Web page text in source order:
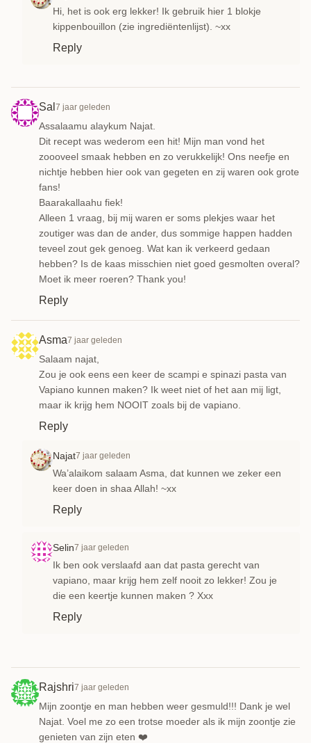
Hi, het is ook erg lekker! Ik gebruik hier 1 blokje
kippenbouillon (zie ingrediëntenlijst). ~xx
Reply
Sal 7 jaar geleden
Assalaamu alaykum Najat.
Dit recept was wederom een hit! Mijn man vond het
zoooveel smaak hebben en zo verukkelijk! Ons neefje en
nichtje hebben hier ook van gegeten en zij waren ook grote
fans!
Baarakallaahu fiek!
Alleen 1 vraag, bij mij waren er soms plekjes waar het
zoutiger was dan de ander, dus sommige happen hadden
teveel zout gek genoeg. Wat kan ik verkeerd gedaan
hebben? Is de kaas misschien niet goed gesmolten overal?
Moet ik meer roeren? Thank you!
Reply
Asma7 jaar geleden
Salaam najat,
Zou je ook eens een keer de scampi e spinazi pasta van
Vapiano kunnen maken? Ik weet niet of het aan mij ligt,
maar ik krijg hem NOOIT zoals bij de vapiano.
Reply
Najat7 jaar geleden
Wa’alaikom salaam Asma, dat kunnen we zeker een
keer doen in shaa Allah! ~xx
Reply
Selin7 jaar geleden
Ik ben ook verslaafd aan dat pasta gerecht van
vapiano, maar krijg hem zelf nooit zo lekker! Zou je
die een keertje kunnen maken ? Xxx
Reply
Rajshri7 jaar geleden
Mijn zoontje en man hebben weer gesmuld!!! Dank je wel
Najat. Voel me zo een trotse moeder als ik mijn zoontje zie
genieten van zijn eten ❤️